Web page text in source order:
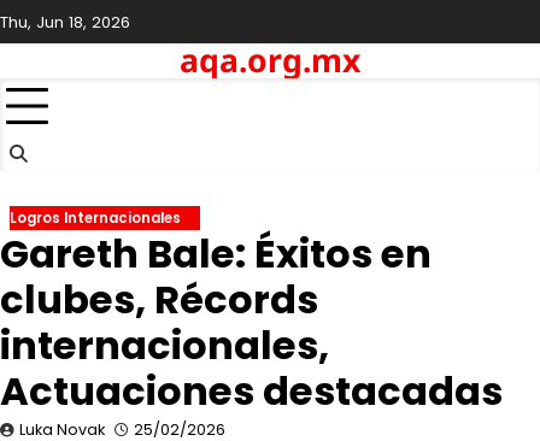
Skip
to
Thu, Jun 18, 2026
aqa.org.mx
Logros Internacionales
Gareth Bale: Éxitos en
clubes, Récords
internacionales,
Actuaciones destacadas
Luka Novak 25/02/2026